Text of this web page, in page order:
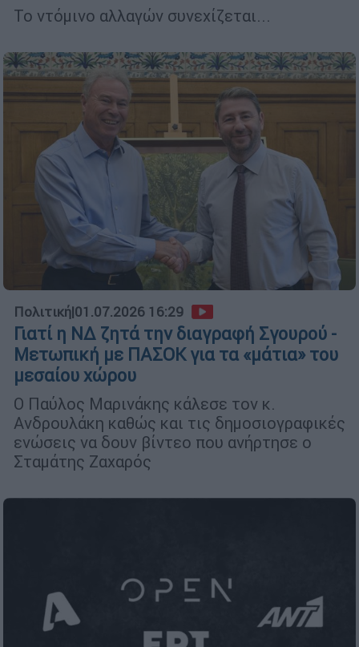
Το ντόμινο αλλαγών συνεχίζεται...
Πολιτική|01.07.2026 16:29
Γιατί η ΝΔ ζητά την διαγραφή Σγουρού -
Μετωπική με ΠΑΣΟΚ για τα «μάτια» του
μεσαίου χώρου
Ο Παύλος Μαρινάκης κάλεσε τον κ.
Ανδρουλάκη καθώς και τις δημοσιογραφικές
ενώσεις να δουν βίντεο που ανήρτησε ο
Σταμάτης Ζαχαρός